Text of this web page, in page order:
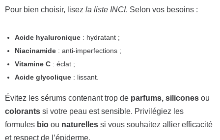
Pour bien choisir, lisez la liste INCI. Selon vos besoins :
Acide hyaluronique : hydratant ;
Niacinamide : anti-imperfections ;
Vitamine C : éclat ;
Acide glycolique : lissant.
Évitez les sérums contenant trop de parfums, silicones ou
colorants si votre peau est sensible. Privilégiez les
formules bio ou naturelles si vous souhaitez allier efficacité
et respect de l’épiderme.